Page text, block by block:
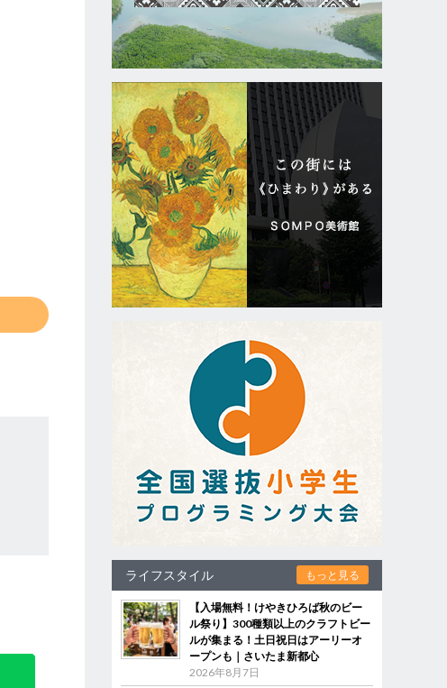
ライフスタイル もっと見る
【入場無料！けやきひろば秋のビー
ル祭り】300種類以上のクラフトビー
ルが集まる！土日祝日はアーリーオ
ープンも｜さいたま新都心
2026年8月7日